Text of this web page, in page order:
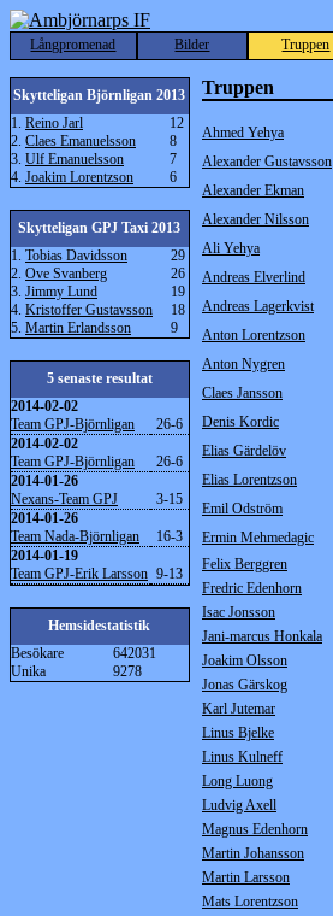
Långpromenad Bilder Truppen
Skytteligan Björnligan 2013
1. Reino Jarl
12
2. Claes Emanuelsson
8
3. Ulf Emanuelsson
7
4. Joakim Lorentzson 6
Skytteligan GPJ Taxi 2013
1. Tobias Davidsson
29
2. Ove Svanberg
26
3. Jimmy Lund
19
4. Kristoffer Gustavsson
18
5. Martin Erlandsson 9
5 senaste resultat
2014-02-02
Team GPJ-Björnligan
26-6
2014-02-02
Team GPJ-Björnligan
26-6
2014-01-26
Nexans-Team GPJ
3-15
2014-01-26
Team Nada-Björnligan
16-3
2014-01-19
Team GPJ-Erik Larsson 9-13
Hemsidestatistik
Besökare
642031
Unika
9278
Truppen
Ahmed Yehya
Alexander Gustavsson
Alexander Ekman
Alexander Nilsson
Ali Yehya
Andreas Elverlind
Andreas Lagerkvist
Anton Lorentzson
Anton Nygren
Claes Jansson
Denis Kordic
Elias Gärdelöv
Elias Lorentzson
Emil Odström
Ermin Mehmedagic
Felix Berggren
Fredric Edenhorn
Isac Jonsson
Jani-marcus Honkala
Joakim Olsson
Jonas Gärskog
Karl Jutemar
Linus Bjelke
Linus Kulneff
Long Luong
Ludvig Axell
Magnus Edenhorn
Martin Johansson
Martin Larsson
Mats Lorentzson